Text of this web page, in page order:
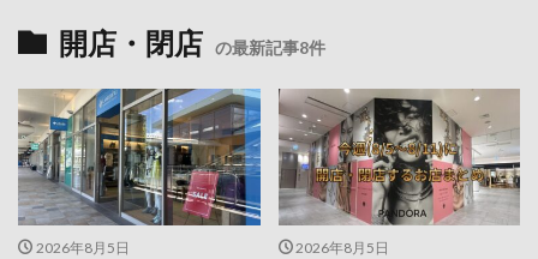
開店・閉店 の最新記事8件
2026年8月5日 2026年8月5日